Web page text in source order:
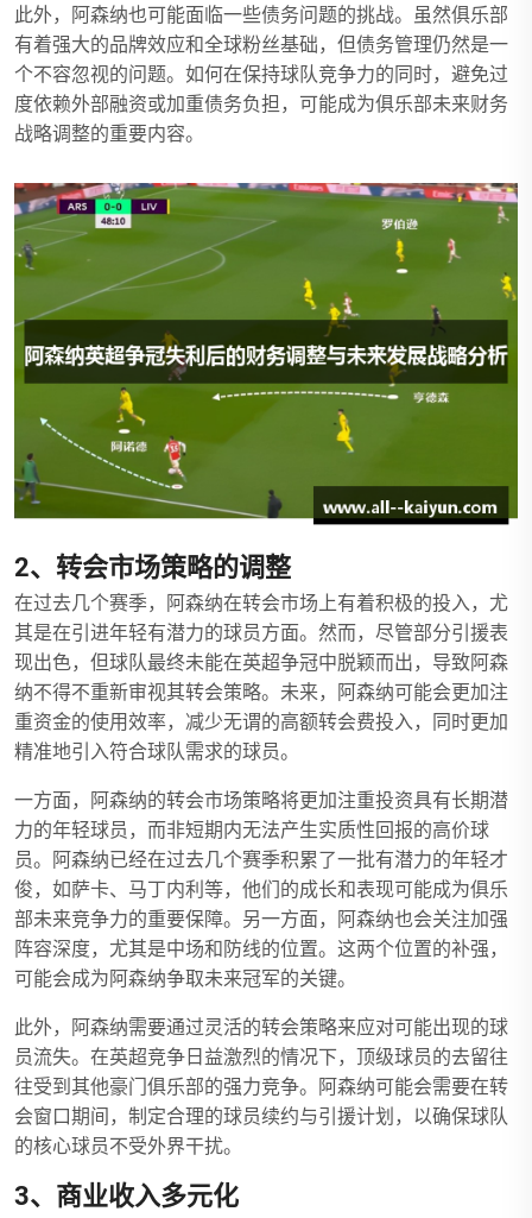
此外，阿森纳也可能面临一些债务问题的挑战。虽然俱乐部
有着强大的品牌效应和全球粉丝基础，但债务管理仍然是一
个不容忽视的问题。如何在保持球队竞争力的同时，避免过
度依赖外部融资或加重债务负担，可能成为俱乐部未来财务
战略调整的重要内容。
2、转会市场策略的调整
在过去几个赛季，阿森纳在转会市场上有着积极的投入，尤
其是在引进年轻有潜力的球员方面。然而，尽管部分引援表
现出色，但球队最终未能在英超争冠中脱颖而出，导致阿森
纳不得不重新审视其转会策略。未来，阿森纳可能会更加注
重资金的使用效率，减少无谓的高额转会费投入，同时更加
精准地引入符合球队需求的球员。
一方面，阿森纳的转会市场策略将更加注重投资具有长期潜
力的年轻球员，而非短期内无法产生实质性回报的高价球
员。阿森纳已经在过去几个赛季积累了一批有潜力的年轻才
俊，如萨卡、马丁内利等，他们的成长和表现可能成为俱乐
部未来竞争力的重要保障。另一方面，阿森纳也会关注加强
阵容深度，尤其是中场和防线的位置。这两个位置的补强，
可能会成为阿森纳争取未来冠军的关键。
此外，阿森纳需要通过灵活的转会策略来应对可能出现的球
员流失。在英超竞争日益激烈的情况下，顶级球员的去留往
往受到其他豪门俱乐部的强力竞争。阿森纳可能会需要在转
会窗口期间，制定合理的球员续约与引援计划，以确保球队
的核心球员不受外界干扰。
3、商业收入多元化